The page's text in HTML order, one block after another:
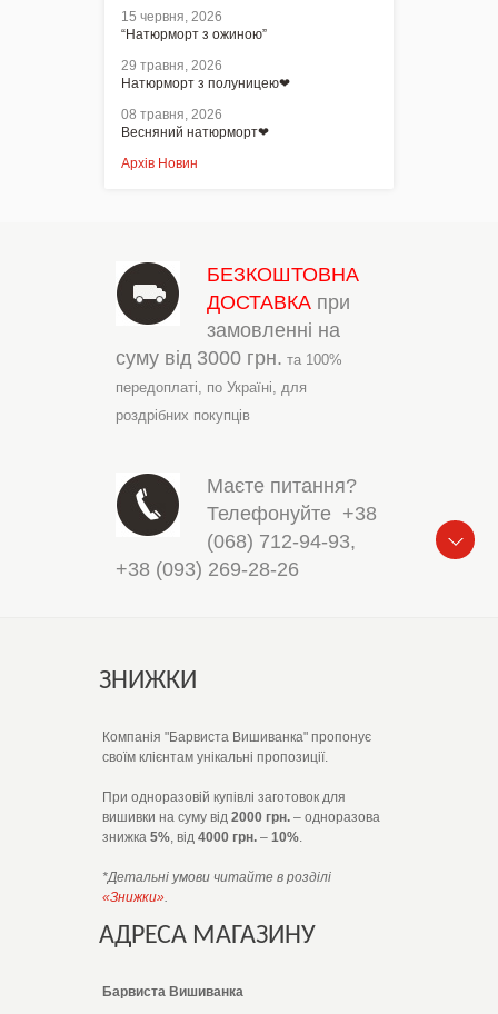
15 червня, 2026
“Натюрморт з ожиною”
29 травня, 2026
Натюрморт з полуницею❤
08 травня, 2026
Весняний натюрморт❤
Архів Новин
БЕЗКОШТОВНА
ДОСТАВКА при
замовленні на
суму від 3000 грн. та 100%
передоплаті, по Україні, для
роздрібних покупців
Маєте питання?
Телефонуйте +38
(068) 712-94-93,
+38 (093) 269-28-26
ЗНИЖКИ
Компанія "Барвиста Вишиванка" пропонує
своїм клієнтам унікальні пропозиції.
При одноразовій купівлі заготовок для
вишивки на суму від 2000 грн. – одноразова
знижка 5%, від 4000 грн. – 10%.
*Детальні умови читайте в розділі
«Знижки».
АДРЕСА МАГАЗИНУ
Барвиста Вишиванка